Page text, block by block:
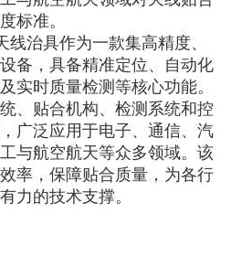
标准。
线治具作为一款集高精度、
备，具备精准定位、自动化
实时质量检测等核心功能。
、贴合机构、检测系统和控
广泛应用于电子、通信、汽
与航空航天等众多领域。该
率，保障贴合质量，为各行
力的技术支撑。